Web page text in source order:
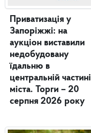
Приватизація у
Запоріжжі: на
аукціон виставили
недобудовану
їдальню в
центральній частині
міста. Торги – 20
серпня 2026 року